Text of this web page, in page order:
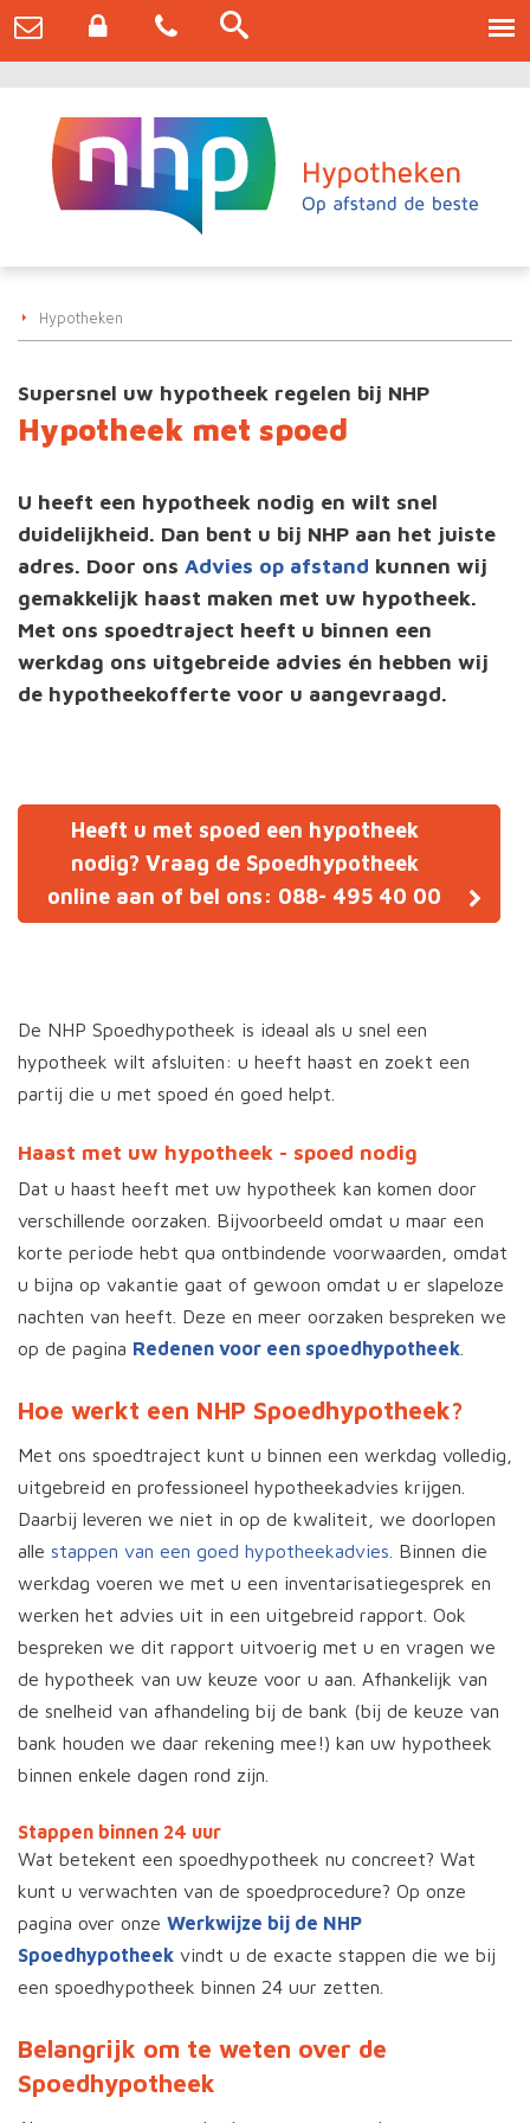
Hypotheken
Supersnel uw hypotheek regelen bij NHP
Hypotheek met spoed
U heeft een hypotheek nodig en wilt snel
duidelijkheid. Dan bent u bij NHP aan het juiste
adres. Door ons Advies op afstand kunnen wij
gemakkelijk haast maken met uw hypotheek.
Met ons spoedtraject heeft u binnen een
werkdag ons uitgebreide advies én hebben wij
de hypotheekofferte voor u aangevraagd.
Heeft u met spoed een hypotheek
nodig? Vraag de Spoedhypotheek
online aan of bel ons: 088- 495 40 00
De NHP Spoedhypotheek is ideaal als u snel een
hypotheek wilt afsluiten: u heeft haast en zoekt een
partij die u met spoed én goed helpt.
Haast met uw hypotheek - spoed nodig
Dat u haast heeft met uw hypotheek kan komen door
verschillende oorzaken. Bijvoorbeeld omdat u maar een
korte periode hebt qua ontbindende voorwaarden, omdat
u bijna op vakantie gaat of gewoon omdat u er slapeloze
nachten van heeft. Deze en meer oorzaken bespreken we
op de pagina Redenen voor een spoedhypotheek
Hoe werkt een NHP Spoedhypotheek?
Met ons spoedtraject kunt u binnen een werkdag volledig,
uitgebreid en professioneel hypotheekadvies krijgen.
Daarbij leveren we niet in op de kwaliteit, we doorlopen
alle stappen van een goed hypotheekadvies. Binnen die
werkdag voeren we met u een inventarisatiegesprek en
werken het advies uit in een uitgebreid rapport. Ook
bespreken we dit rapport uitvoerig met u en vragen we
de hypotheek van uw keuze voor u aan. Afhankelijk van
de snelheid van afhandeling bij de bank (bij de keuze van
bank houden we daar rekening mee!) kan uw hypotheek
binnen enkele dagen rond zijn.
Stappen binnen 24 uur
Wat betekent een spoedhypotheek nu concreet? Wat
kunt u verwachten van de spoedprocedure? Op onze
pagina over onze Werkwijze bij de NHP
Spoedhypotheek vindt u de exacte stappen die we bij
een spoedhypotheek binnen 24 uur zetten.
Belangrijk om te weten over de
Spoedhypotheek